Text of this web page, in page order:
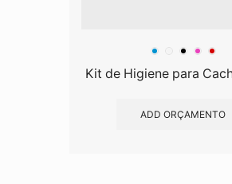
Kit de Higiene para
ADD ORÇAMENTO